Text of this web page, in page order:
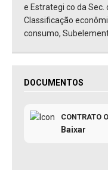
e Estrategi co da Sec.
Classificação
consumo,
DOCUMENTOS
CONTRATO
Baixar